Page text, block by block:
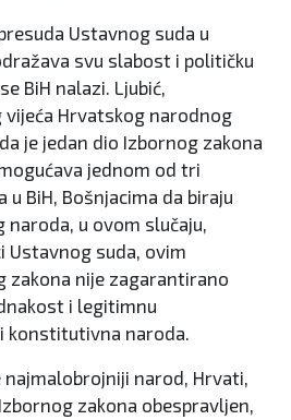
Ustavnog suda u
svu slabost i političku
BiH nalazi. Ljubić,
vijeća Hrvatskog narodnog
je jedan dio Izbornog zakona
jednom od tri
BiH, Bošnjacima da biraju
u ovom slučaju,
Ustavnog suda, ovim
zakona nije zagarantirano
i legitimnu
konstitutivna naroda.
najmalobrojniji narod, Hrvati,
zakona obespravljen,